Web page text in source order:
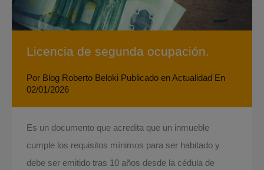
Licencia de segunda ocupación.
Por Blog Roberto Beloki Publicado enActualidad En
02/01/2026
Es un documento que acredita que un inmueble
cumple los requisitos mínimos para ser habitado y
debe ser emitido tras 10 años desde la cédula de